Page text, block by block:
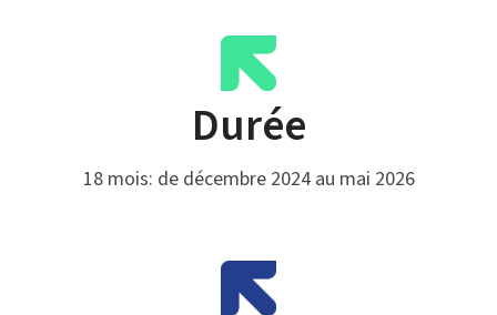
Durée
18 mois: de décembre 2024 au mai 2026